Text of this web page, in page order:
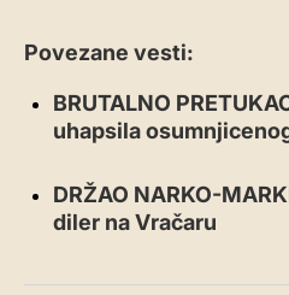
Povezane vesti:
BRUTALNO
uhapsila
DRŽAO NARKO-
diler na Vračaru